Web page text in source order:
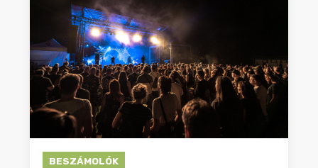
BESZÁMOLÓK